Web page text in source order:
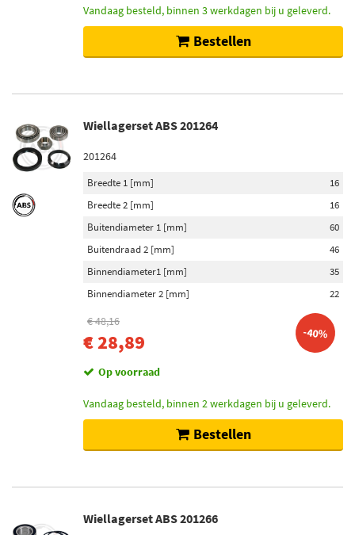
Vandaag besteld, binnen 3 werkdagen bij u geleverd.
Bestellen
Wiellagerset ABS 201264
201264
Breedte 1 [mm]
16
Breedte 2 [mm]
16
Buitendiameter 1 [mm]
60
Buitendraad 2 [mm]
46
Binnendiameter1 [mm]
35
Binnendiameter 2 [mm]
22
€ 48,16
€ 28,89 -40%
Op voorraad
Vandaag besteld, binnen 2 werkdagen bij u geleverd.
Bestellen
Wiellagerset ABS 201266